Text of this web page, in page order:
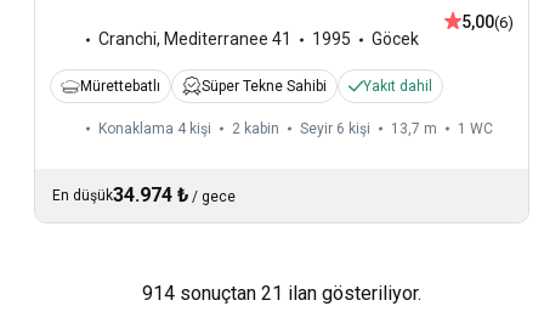
Cranchi, Mediterranee 41 1995 Göcek
5,00(6)
Mürettebatlı Süper Tekne Sahibi Yakıt dahil
Konaklama 4 kişi 2 kabin Seyir 6 kişi 13,7 m 1 WC
En düşük34.974 ₺ / gece
914 sonuçtan 21 ilan gösteriliyor.